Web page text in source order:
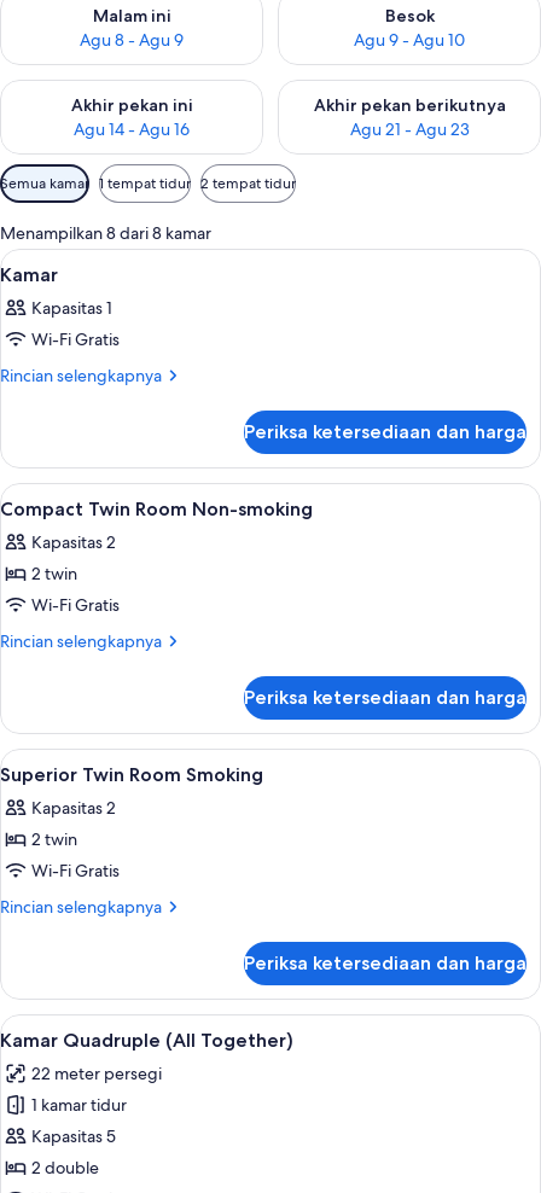
Malam ini
Agu 8 - Agu 9
Besok
Agu 9 - Agu 10
Akhir pekan ini
Agu 14 - Agu 16
Periksa ketersediaan untuk akhir pekan ini Agu 14 - Agu 16
Akhir pekan berikutnya
Agu 21 - Agu 23
Periksa ketersediaan untuk
Filter
tersedia
untuk
kamar
Semua kamar 1 tempat tidur 2 tempat tidur
Menampilkan 8 dari 8 kamar
Lihat
semua
foto
untuk
Kamar
Selimut bulu angsa, brankas, meja
1
Kamar
Kapasitas 1
Wi-Fi Gratis
Rincian selengkapnya
Rincian
Kamar
Periksa ketersediaan dan harga
Lihat
semua
foto
untuk
Compact
Twin
smoking
Selimut bulu angsa, brankas, meja
1
Compact Twin Room Non-smoking
Kapasitas 2
2 twin
Wi-Fi Gratis
Rincian selengkapnya
Rincian
Compact
Twin
Room
Non-
smoking
Periksa ketersediaan dan harga
Lihat
semua
foto
untuk
Superior
Twin
Selimut bulu angsa, brankas, meja
1
Superior Twin Room Smoking
Kapasitas 2
2 twin
Wi-Fi Gratis
Rincian selengkapnya
Rincian
Superior
Twin
Room
Periksa ketersediaan dan harga
Lihat
semua
foto
untuk
Kamar
Quadruple
Kamar Quadruple (All Together) |
7
Kamar Quadruple (All Together)
22 meter persegi
1 kamar tidur
Kapasitas 5
2 double